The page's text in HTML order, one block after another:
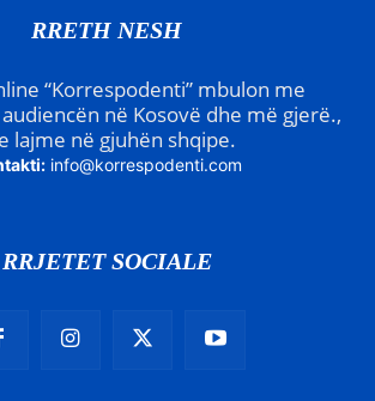
RRETH NESH
“Korrespodenti” mbulon me
në Kosovë dhe më gjerë.,
lajme në gjuhën shqipe.
info@korrespodenti.com
RRJETET SOCIALE